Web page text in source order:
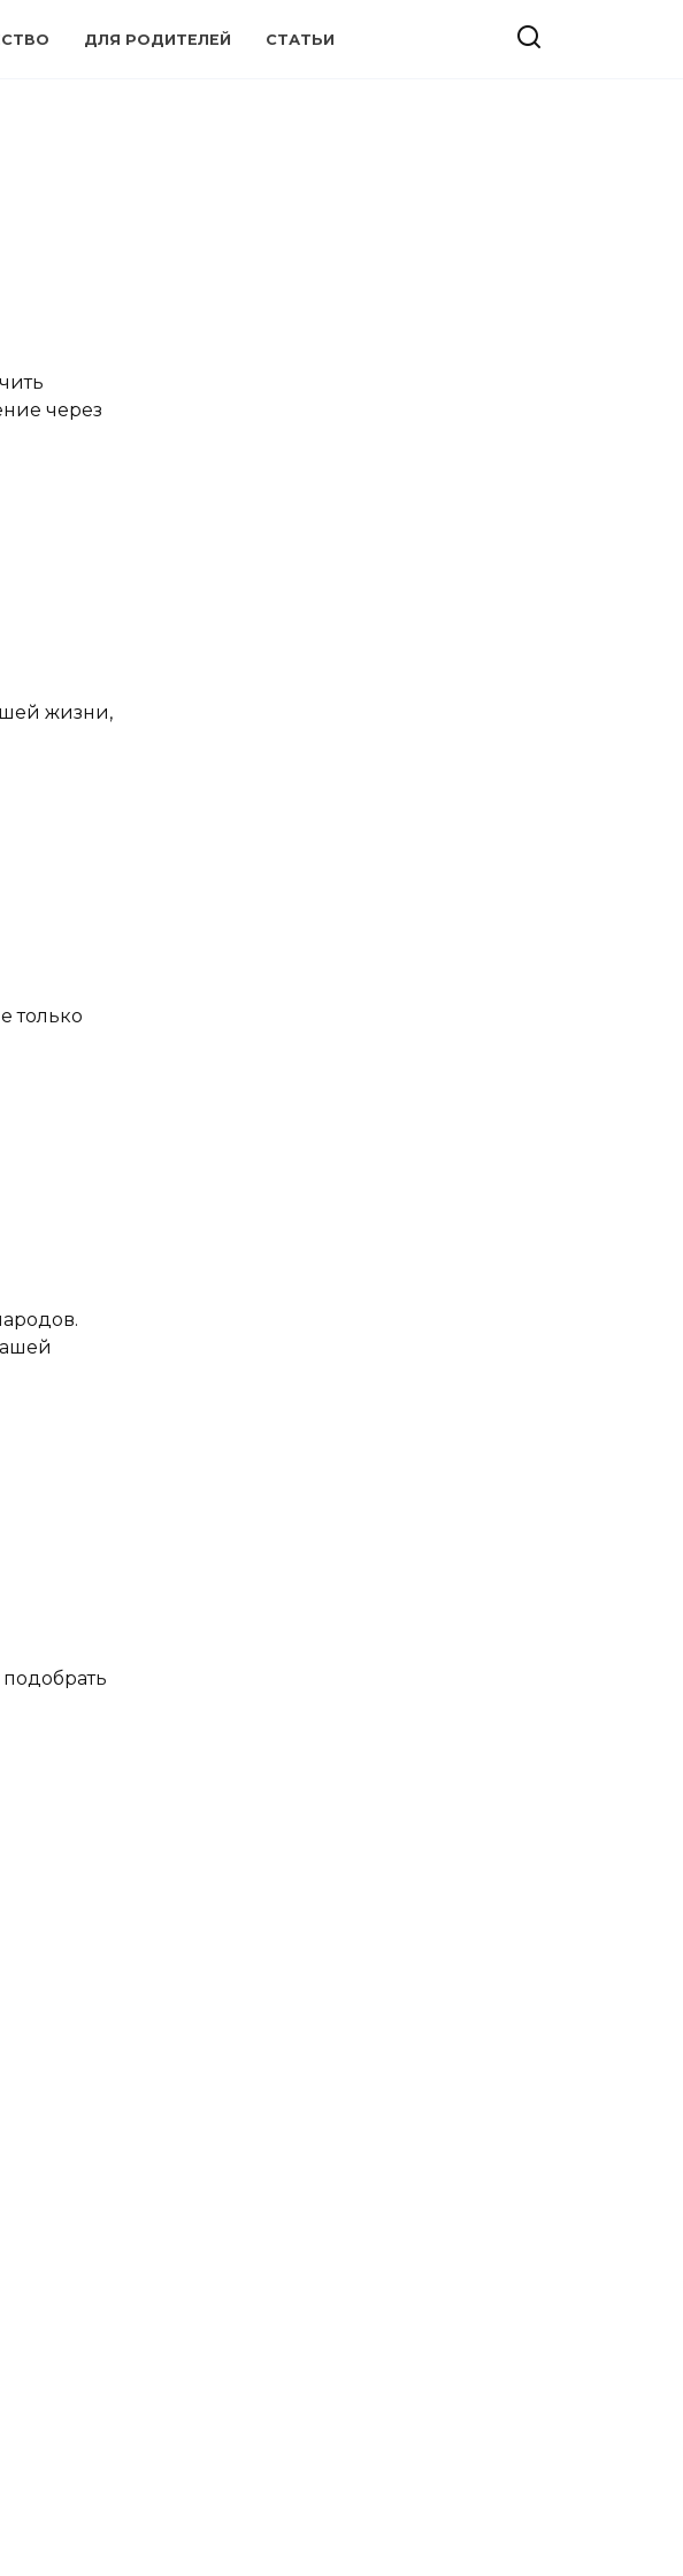
ДЛЯ РОДИТЕЛЕЙ СТАТЬИ
через
жизни,
только